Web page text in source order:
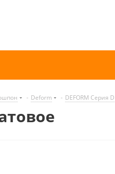
- Deform - DEFORM Серия D